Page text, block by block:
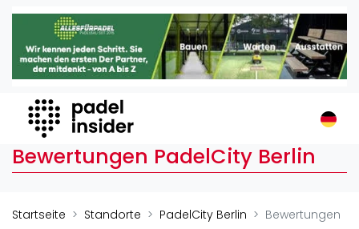
Padel Insider
Home
Organisationen
Buchungssysteme
Padel-Shops
Padelplatzbauer
Bewertungen PadelCity Berlin
Startseite Standorte PadelCity Berlin Bewertungen